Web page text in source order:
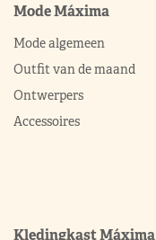
Mode Máxima
Mode algemeen
Outfit van de maand
Ontwerpers
Accessoires
Kledingkast Máxima